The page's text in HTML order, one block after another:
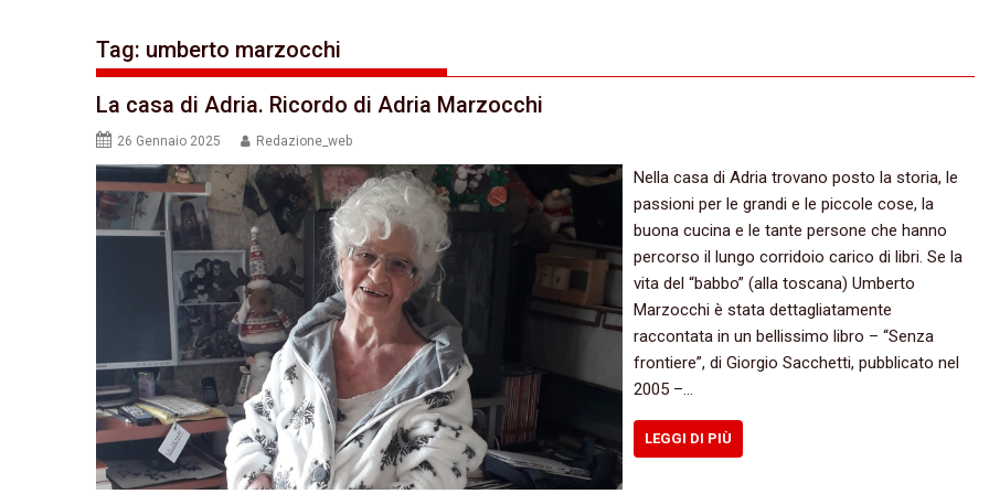
Tag: umberto marzocchi
La casa di Adria. Ricordo di Adria Marzocchi
26 Gennaio 2025 Redazione_web
Nella casa di Adria trovano posto la storia, le
passioni per le grandi e le piccole cose, la
buona cucina e le tante persone che hanno
percorso il lungo corridoio carico di libri. Se la
vita del “babbo” (alla toscana) Umberto
Marzocchi è stata dettagliatamente
raccontata in un bellissimo libro – “Senza
frontiere”, di Giorgio Sacchetti, pubblicato nel
2005 –…
LEGGI DI PIÙ